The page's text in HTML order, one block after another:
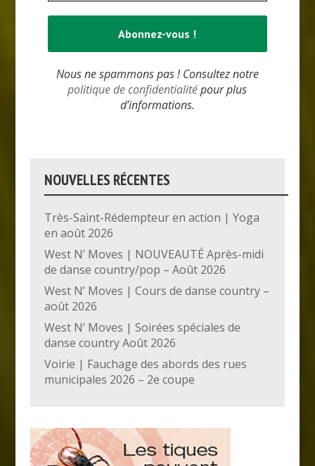
Nous ne spammons pas ! Consultez notre
politique de confidentialitépour plus
d’informations.
NOUVELLES RÉCENTES
Très-Saint-Rédempteur en action | Yoga
en août 2026
West N’ Moves | NOUVEAUTÉ Après-midi
de danse country/pop – Août 2026
West N’ Moves | Cours de danse country –
août 2026
West N’ Moves | Soirées spéciales de
danse country Août 2026
Voirie | Fauchage des abords des rues
municipales 2026 – 2e coupe